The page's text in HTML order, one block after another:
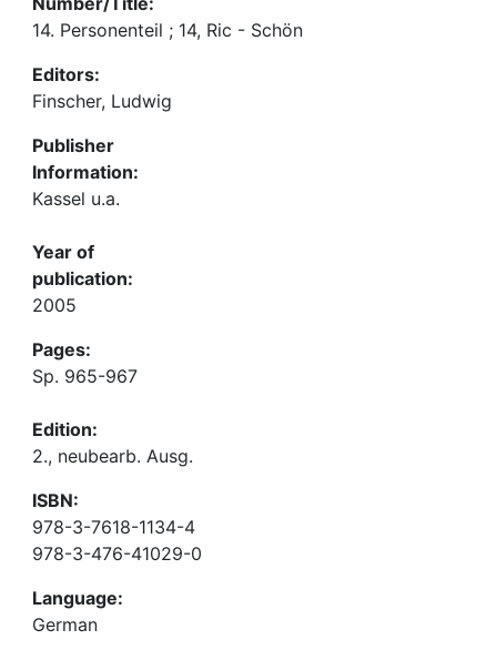
14. Personenteil ; 14, Ric - Schön
Editors:
Finscher, Ludwig
Publisher
Information:
Kassel u.a.
Year of
publication:
2005
Pages:
Sp. 965-967
Edition:
2., neubearb. Ausg.
ISBN:
978-3-7618-1134-4
978-3-476-41029-0
Language:
German